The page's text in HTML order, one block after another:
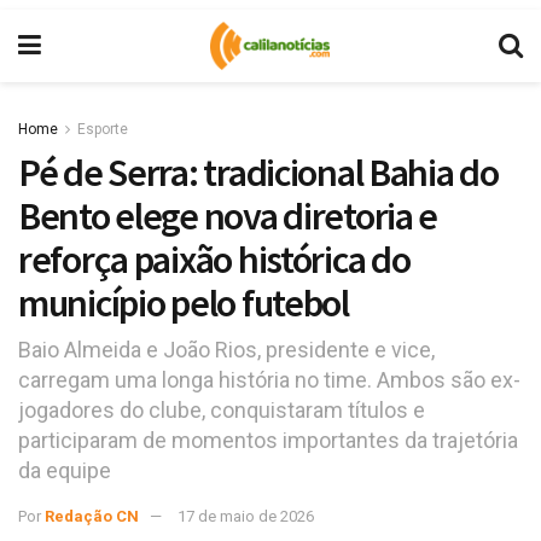
Home Esporte
Pé de Serra: tradicional Bahia do
Bento elege nova diretoria e
reforça paixão histórica do
município pelo futebol
Baio Almeida e João Rios, presidente e vice,
carregam uma longa história no time. Ambos são ex-
jogadores do clube, conquistaram títulos e
participaram de momentos importantes da trajetória
da equipe
Por Redação CN 17 de maio de 2026